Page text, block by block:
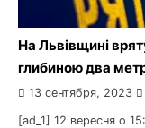
На Львівщині
глибиною два
13 сентября, 2023
[ad_1] 12 вересня о